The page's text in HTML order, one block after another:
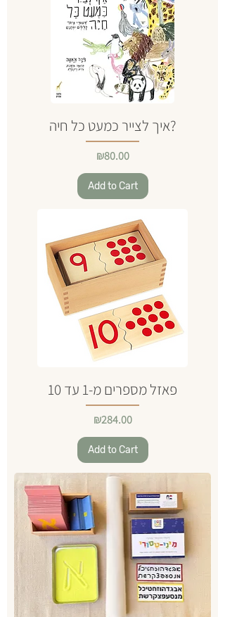
איך לצייר כמעט כל חיה?
Price
₪80.00
Add to Cart
פאזל מספרים מ-1 עד 10
Price
₪284.00
Add to Cart